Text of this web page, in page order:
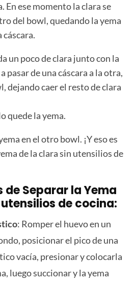
En ese momento la clara se
del bowl, quedando la yema
un poco de clara junto con la
pasar de una cáscara a la otra,
dejando caer el resto de clara
quede la yema.
en el otro bowl. ¡Y eso es
de la clara sin utensilios de
Separar la Yema
de cocina:
: Romper el huevo en un
posicionar el pico de una
vacía, presionar y colocarla
luego succionar y la yema